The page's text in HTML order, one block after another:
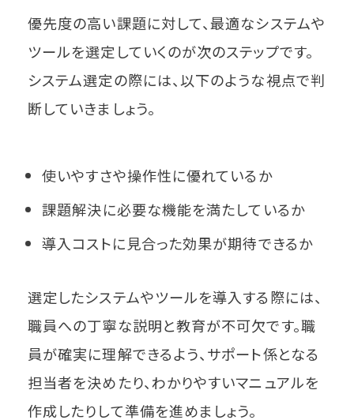
優先度の高い課題に対して、最適なシステムや
ツールを選定していくのが次のステップです。
システム選定の際には、以下のような視点で判
断していきましょう。
使いやすさや操作性に優れているか
課題解決に必要な機能を満たしているか
導入コストに見合った効果が期待できるか
選定したシステムやツールを導入する際には、
職員への丁寧な説明と教育が不可欠です。職
員が確実に理解できるよう、サポート係となる
担当者を決めたり、わかりやすいマニュアルを
作成したりして準備を進めましょう。